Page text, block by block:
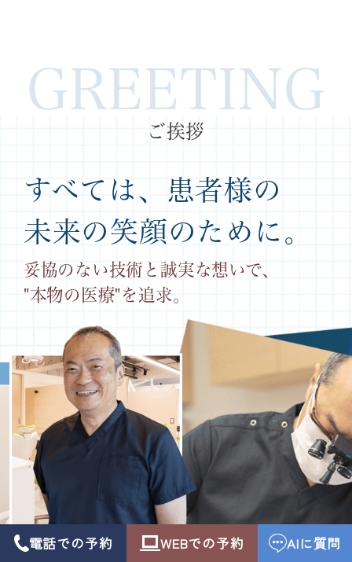
GREETING
ご挨拶
すべては、患者様の
未来の笑顔のために。
妥協のない技術と誠実な想いで、
"本物の医療"を追求。
電話での予約 WEBでの予約 AIに質問